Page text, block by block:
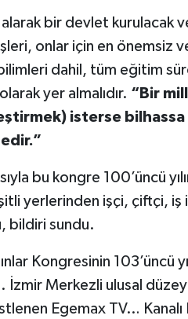
bir devlet kurulacak
onlar için en önemsiz
dahil, tüm eğitim
yer almalıdır. “Bir
isterse bilhassa
bu kongre 100’üncü
yerlerinden işçi, çiftçi, iş
bildiri sundu.
Kongresinin 103’üncü
İzmir Merkezli ulusal
Egemax TV…